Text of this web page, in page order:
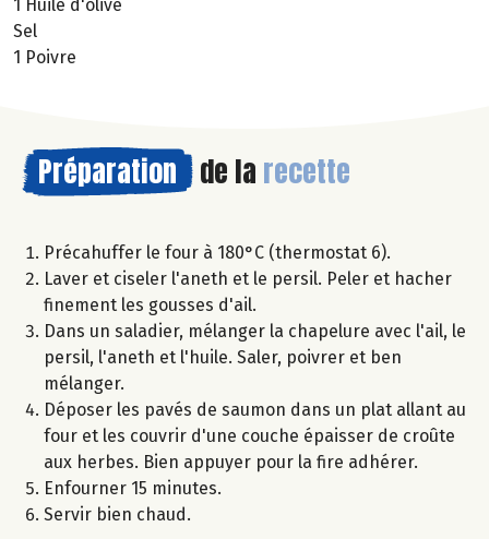
1 Huile d'olive
Sel
1 Poivre
Préparation de la recette
Précahuffer le four à 180°C (thermostat 6).
Laver et ciseler l'aneth et le persil. Peler et hacher
finement les gousses d'ail.
Dans un saladier, mélanger la chapelure avec l'ail, le
persil, l'aneth et l'huile. Saler, poivrer et ben
mélanger.
Déposer les pavés de saumon dans un plat allant au
four et les couvrir d'une couche épaisser de croûte
aux herbes. Bien appuyer pour la fire adhérer.
Enfourner 15 minutes.
Servir bien chaud.